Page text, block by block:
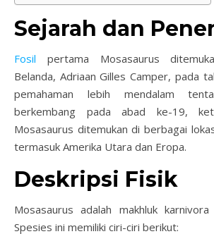
Sejarah dan
Fosil pertama Mosasaurus
Belanda, Adriaan Gilles Camper, pada
pemahaman lebih mendalam
berkembang pada abad ke-19,
Mosasaurus ditemukan di berbagai
termasuk Amerika Utara dan Eropa.
Deskripsi Fisik
Mosasaurus adalah makhluk
Spesies ini memiliki ciri-ciri berikut: